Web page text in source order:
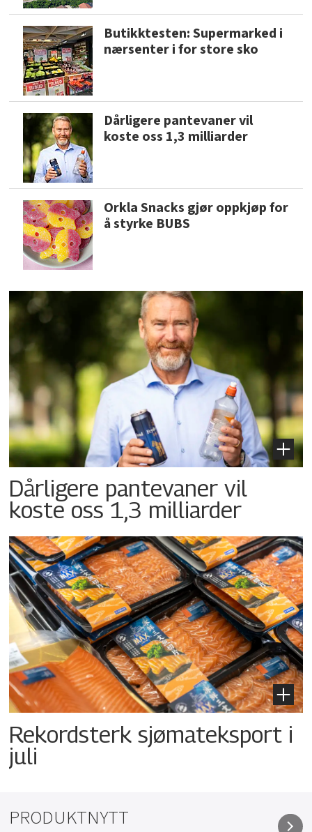
Butikktesten: Supermarked i
nærsenter i for store sko
Dårligere pantevaner vil
koste oss 1,3 milliarder
Orkla Snacks gjør oppkjøp for
å styrke BUBS
Dårligere pantevaner vil
koste oss 1,3 milliarder
Rekordsterk sjømateksport i
juli
PRODUKTNYTT